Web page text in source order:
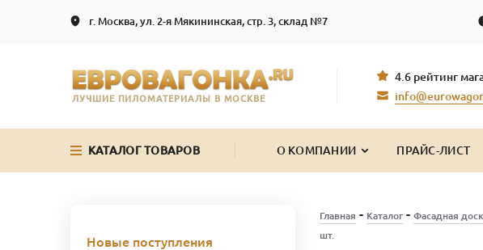
г. Москва, ул. 2-я Мякининская, стр. 3, склад №7
ЛУЧШИЕ ПИЛОМАТЕРИАЛЫ В МОСКВЕ
4.6 рейтинг
КАТАЛОГ ТОВАРОВ О КОМПАНИИ ПРАЙС-ЛИСТ
Главная - Каталог- Фасадная
шт.
Новые поступления